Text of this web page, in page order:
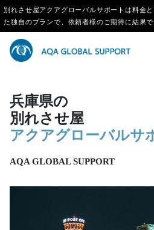
別れさせ屋アクアグローバルサポートは料金
た独自のプランで、依頼者様のご期待に結果
兵庫県の
別れさせ屋
アクアグローバルサ
AQA GLOBAL SUPPORT